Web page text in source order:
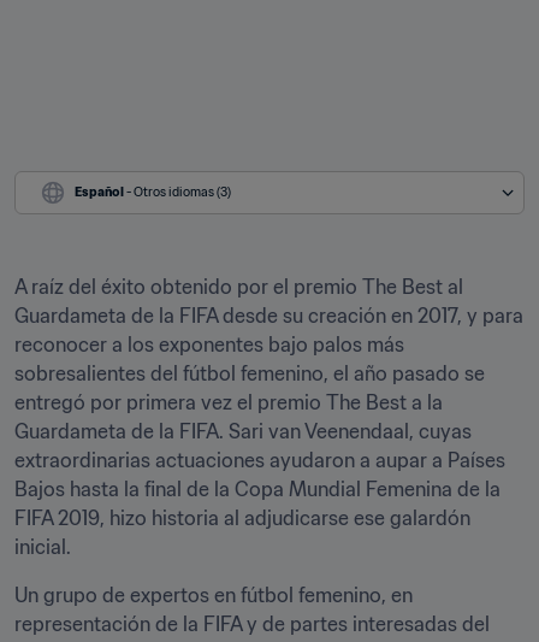
Español - Otros idiomas (3)
A raíz del éxito obtenido por el premio The Best al
Guardameta de la FIFA desde su creación en 2017, y para
reconocer a los exponentes bajo palos más
sobresalientes del fútbol femenino, el año pasado se
entregó por primera vez el premio The Best a la
Guardameta de la FIFA. Sari van Veenendaal, cuyas
extraordinarias actuaciones ayudaron a aupar a Países
Bajos hasta la final de la Copa Mundial Femenina de la
FIFA 2019, hizo historia al adjudicarse ese galardón
inicial.
Un grupo de expertos en fútbol femenino, en
representación de la FIFA y de partes interesadas del